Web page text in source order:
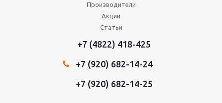
Производители
Акции
Статьи
+7 (4822) 418-425
+7 (920) 682-14-24
+7 (920) 682-14-25